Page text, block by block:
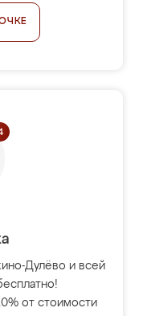
Дулёво и всей
от стоимости